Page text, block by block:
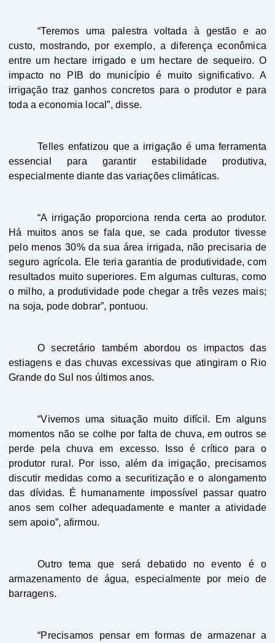
“Teremos uma palestra voltada à gestão e ao
custo, mostrando, por exemplo, a diferença econômica
entre um hectare irrigado e um hectare de sequeiro. O
impacto no PIB do município é muito significativo. A
irrigação traz ganhos concretos para o produtor e para
toda a economia local”, disse.
Telles enfatizou que a irrigação é uma ferramenta
essencial para garantir estabilidade produtiva,
especialmente diante das variações climáticas.
“A irrigação proporciona renda certa ao produtor.
Há muitos anos se fala que, se cada produtor tivesse
pelo menos 30% da sua área irrigada, não precisaria de
seguro agrícola. Ele teria garantia de produtividade, com
resultados muito superiores. Em algumas culturas, como
o milho, a produtividade pode chegar a três vezes mais;
na soja, pode dobrar”, pontuou.
O secretário também abordou os impactos das
estiagens e das chuvas excessivas que atingiram o Rio
Grande do Sul nos últimos anos.
“Vivemos uma situação muito difícil. Em alguns
momentos não se colhe por falta de chuva, em outros se
perde pela chuva em excesso. Isso é crítico para o
produtor rural. Por isso, além da irrigação, precisamos
discutir medidas como a securitização e o alongamento
das dívidas. É humanamente impossível passar quatro
anos sem colher adequadamente e manter a atividade
sem apoio”, afirmou.
Outro tema que será debatido no evento é o
armazenamento de água, especialmente por meio de
barragens.
“Precisamos pensar em formas de armazenar a